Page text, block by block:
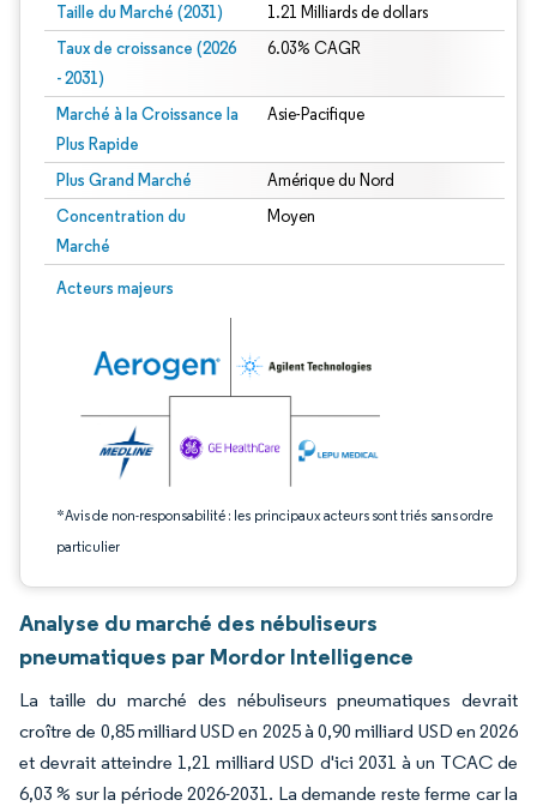
Taille du Marché (2031) 1.21 Milliards de dollars
Taux de croissance (2026
- 2031)
6.03% CAGR
Marché à la Croissance la
Plus Rapide
Asie-Pacifique
Plus Grand Marché Amérique du Nord
Concentration du
Marché
Moyen
Acteurs majeurs
*Avis de non-responsabilité : les principaux acteurs sont triés sans ordre
particulier
Image © Mordor Intelligence. La réutilisation nécessite une attribution sous CC
Analyse du marché des nébuliseurs
pneumatiques par Mordor Intelligence
La taille du marché des nébuliseurs pneumatiques devrait
croître de 0,85 milliard USD en 2025 à 0,90 milliard USD en 2026
et devrait atteindre 1,21 milliard USD d'ici 2031 à un TCAC de
6,03 % sur la période 2026-2031. La demande reste ferme car la